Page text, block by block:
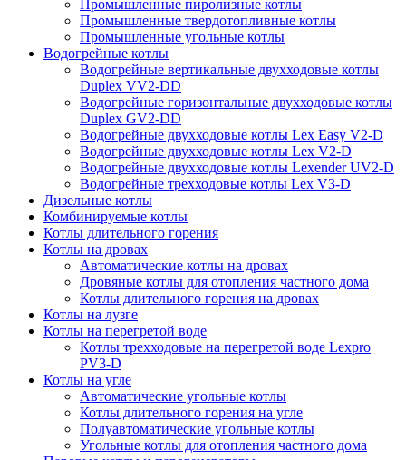
Промышленные пиролизные котлы
Промышленные твердотопливные котлы
Промышленные угольные котлы
Водогрейные котлы
Водогрейные вертикальные двухходовые котлы
Duplex VV2-DD
Водогрейные горизонтальные двухходовые котлы
Duplex GV2-DD
Водогрейные двухходовые котлы Lex Easy V2-D
Водогрейные двухходовые котлы Lex V2-D
Водогрейные двухходовые котлы Lexender UV2-D
Водогрейные трехходовые котлы Lex V3-D
Дизельные котлы
Комбинируемые котлы
Котлы длительного горения
Котлы на дровах
Автоматические котлы на дровах
Дровяные котлы для отопления частного дома
Котлы длительного горения на дровах
Котлы на лузге
Котлы на перегретой воде
Котлы трехходовые на перегретой воде Lexpro
PV3-D
Котлы на угле
Автоматические угольные котлы
Котлы длительного горения на угле
Полуавтоматические угольные котлы
Угольные котлы для отопления частного дома